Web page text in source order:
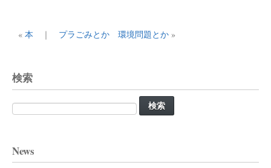
« 本 ｜ プラごみとか 環境問題とか »
検索
検
索:
News